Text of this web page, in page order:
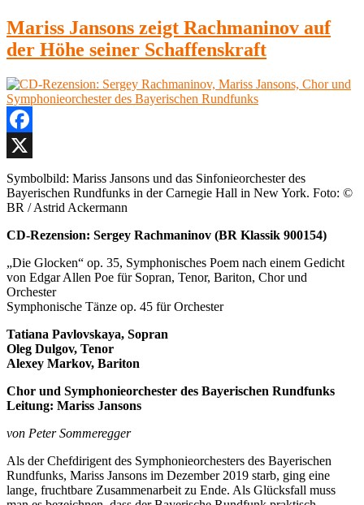
Mariss Jansons zeigt Rachmaninov auf
der Höhe seiner Schaffenskraft
Facebook
X
Symbolbild: Mariss Jansons und das Sinfonieorchester des
Bayerischen Rundfunks in der Carnegie Hall in New York. Foto: ©
BR / Astrid Ackermann
CD-Rezension: Sergey Rachmaninov (BR Klassik 900154)
„Die Glocken“ op. 35, Symphonisches Poem nach einem Gedicht
von Edgar Allen Poe für Sopran, Tenor, Bariton, Chor und
Orchester
Symphonische Tänze op. 45 für Orchester
Tatiana Pavlovskaya, Sopran
Oleg Dulgov, Tenor
Alexey Markov, Bariton
Chor und Symphonieorchester des Bayerischen Rundfunks
Leitung: Mariss Jansons
von Peter Sommeregger
Als der Chefdirigent des Symphonieorchesters des Bayerischen
Rundfunks, Mariss Jansons im Dezember 2019 starb, ging eine
lange, fruchtbare Zusammenarbeit zu Ende. Als Glücksfall muss